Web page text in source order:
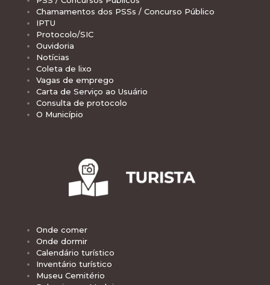
Chamamentos dos PSSs / Concurso Público
IPTU
Protocolo/SIC
Ouvidoria
Notícias
Coleta de lixo
Vagas de emprego
Carta de Serviço ao Usuário
Consulta de protocolo
O Município
Onde comer
Onde dormir
Calendário turístico
Inventário turístico
Museu Cemitério